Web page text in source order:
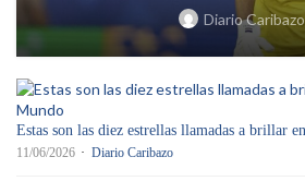
Diario Caribazo
Estas son las diez estrellas llamadas a brillar
11/06/2026 Diario Caribazo